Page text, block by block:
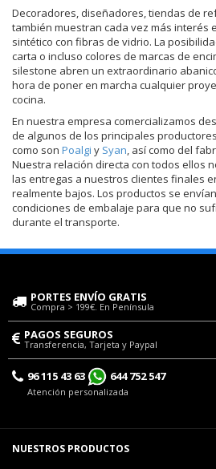
Decoradores, diseñadores, tiendas de
también muestran cada vez más interés
sintético con fibras de vidrio. La
carta o incluso colores de marcas de
silestone abren un extraordinario
hora de poner en marcha cualquier
cocina.
En nuestra empresa comercializamos
de algunos de los principales
como son Poalgi y Syan, así como del
Nuestra relación directa con todos ellos
las entregas a nuestros clientes finales
realmente bajos. Los productos se
condiciones de embalaje para que no
durante el transporte.
PORTES ENVÍO GRATIS
Compra > 199€. En Península
PAGOS SEGUROS
Transferencia, Tarjeta y Paypal
96 115 43 63 644 752 547
Atención personalizada
NUESTROS PRODUCTOS